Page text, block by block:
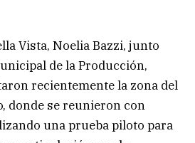
Vista, Noelia Bazzi, junto
de la Producción,
recientemente la zona del
donde se reunieron con
una prueba piloto para